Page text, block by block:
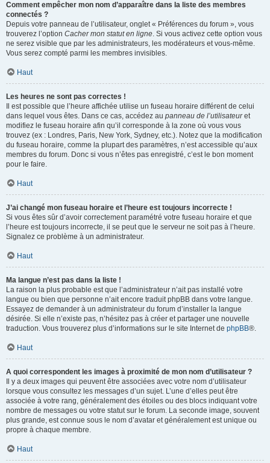
Comment empêcher mon nom d’apparaître dans la liste des membres
connectés ?
Depuis votre panneau de l’utilisateur, onglet « Préférences du forum », vous
trouverez l’option Cacher mon statut en ligne. Si vous activez cette option vous
ne serez visible que par les administrateurs, les modérateurs et vous-même.
Vous serez compté parmi les membres invisibles.
Haut
Les heures ne sont pas correctes !
Il est possible que l’heure affichée utilise un fuseau horaire différent de celui
dans lequel vous êtes. Dans ce cas, accédez au panneau de l’utilisateuret
modifiez le fuseau horaire afin qu’il corresponde à la zone où vous vous
trouvez (ex : Londres, Paris, New York, Sydney, etc.). Notez que la modification
du fuseau horaire, comme la plupart des paramètres, n’est accessible qu’aux
membres du forum. Donc si vous n’êtes pas enregistré, c’est le bon moment
pour le faire.
Haut
J’ai changé mon fuseau horaire et l’heure est toujours incorrecte !
Si vous êtes sûr d’avoir correctement paramétré votre fuseau horaire et que
l’heure est toujours incorrecte, il se peut que le serveur ne soit pas à l’heure.
Signalez ce problème à un administrateur.
Haut
Ma langue n’est pas dans la liste !
La raison la plus probable est que l’administrateur n’ait pas installé votre
langue ou bien que personne n’ait encore traduit phpBB dans votre langue.
Essayez de demander à un administrateur du forum d’installer la langue
désirée. Si elle n’existe pas, n’hésitez pas à créer et partager une nouvelle
traduction. Vous trouverez plus d’informations sur le site Internet de phpBB®.
Haut
A quoi correspondent les images à proximité de mon nom d’utilisateur ?
Il y a deux images qui peuvent être associées avec votre nom d’utilisateur
lorsque vous consultez les messages d’un sujet. L’une d’elles peut être
associée à votre rang, généralement des étoiles ou des blocs indiquant votre
nombre de messages ou votre statut sur le forum. La seconde image, souvent
plus grande, est connue sous le nom d’avatar et généralement est unique ou
propre à chaque membre.
Haut